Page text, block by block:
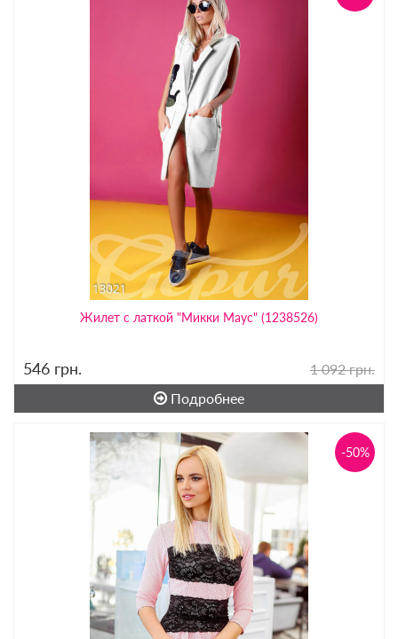
Жилет с латкой "Микки Маус" (1238526)
546 грн.
1 092 грн.
Подробнее
-50%